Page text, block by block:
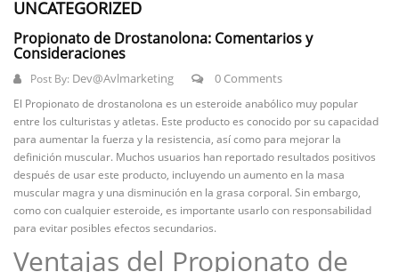
UNCATEGORIZED
Propionato de Drostanolona: Comentarios y
Consideraciones
Post By: Dev@avlmarketing 0 Comments
El Propionato de drostanolona es un esteroide anabólico muy popular
entre los culturistas y atletas. Este producto es conocido por su capacidad
para aumentar la fuerza y la resistencia, así como para mejorar la
definición muscular. Muchos usuarios han reportado resultados positivos
después de usar este producto, incluyendo un aumento en la masa
muscular magra y una disminución en la grasa corporal. Sin embargo,
como con cualquier esteroide, es importante usarlo con responsabilidad
para evitar posibles efectos secundarios.
Ventajas del Propionato de